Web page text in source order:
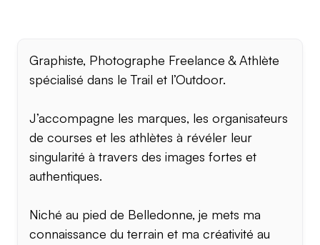
Graphiste, Photographe Freelance & Athlète
spécialisé dans le Trail et l’Outdoor.
J’accompagne les marques, les organisateurs
de courses et les athlètes à révéler leur
singularité à travers des images fortes et
authentiques.
Niché au pied de Belledonne, je mets ma
connaissance du terrain et ma créativité au